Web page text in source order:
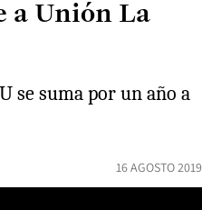
a Unión La
se suma por un año a
16 AGOSTO 2019